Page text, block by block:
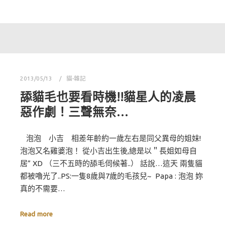
2013/05/13 貓-雜記
舔貓毛也要看時機!!貓星人的凌晨
惡作劇！三聲無奈…
泡泡 小吉 相差年齡約一歲左右是同父異母的姐妹!
泡泡又名雞婆泡！ 從小吉出生後,總是以＂長姐如母自
居” XD （三不五時的舔毛伺候著..） 話說…這天 兩隻貓
都被嚕光了..PS:一隻8歲與7歲的毛孩兒~ Papa : 泡泡 妳
真的不需要…
Read more